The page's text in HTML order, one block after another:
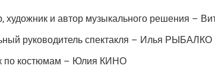
художник и автор музыкального решения –
руководитель спектакля – Илья РЫБАЛКО
по костюмам – Юлия КИНО